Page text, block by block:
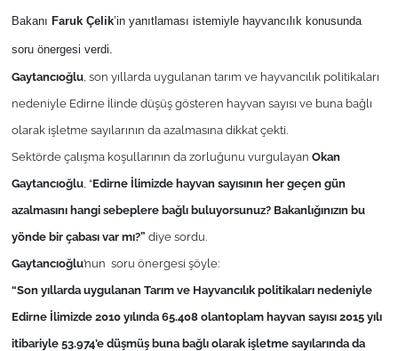
Bakanı Faruk Çelik’in yanıtlaması istemiyle hayvancılık konusunda
soru önergesi verdi.
Gaytancıoğlu, son yıllarda uygulanan tarım ve hayvancılık politikaları
nedeniyle Edirne İlinde düşüş gösteren hayvan sayısı ve buna bağlı
olarak işletme sayılarının da azalmasına dikkat çekti.
Sektörde çalışma koşullarının da zorluğunu vurgulayan Okan
Gaytancıoğlu, “Edirne İlimizde hayvan sayısının her geçen gün
azalmasını hangi sebeplere bağlı buluyorsunuz? Bakanlığınızın bu
yönde bir çabası var mı?” diye sordu.
Gaytancıoğlu’nun soru önergesi şöyle:
“Son yıllarda uygulanan Tarım ve Hayvancılık politikaları nedeniyle
Edirne İlimizde 2010 yılında 65.408 olantoplam hayvan sayısı 2015 yılı
itibariyle 53.974’e düşmüş buna bağlı olarak işletme sayılarında da
TEKİRDAĞ
ÇANAKKALE
TÜRKİYE
Güvenlik
Genel
Politika